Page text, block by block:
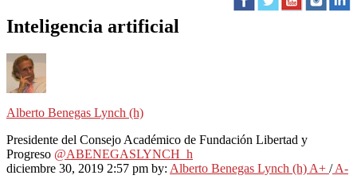
Inteligencia artificial
Alberto Benegas Lynch (h)
Presidente del Consejo Académico de Fundación Libertad y
Progreso @ABENEGASLYNCH_h
diciembre 30, 2019 2:57 pm by: Alberto Benegas Lynch (h) A+ /A-